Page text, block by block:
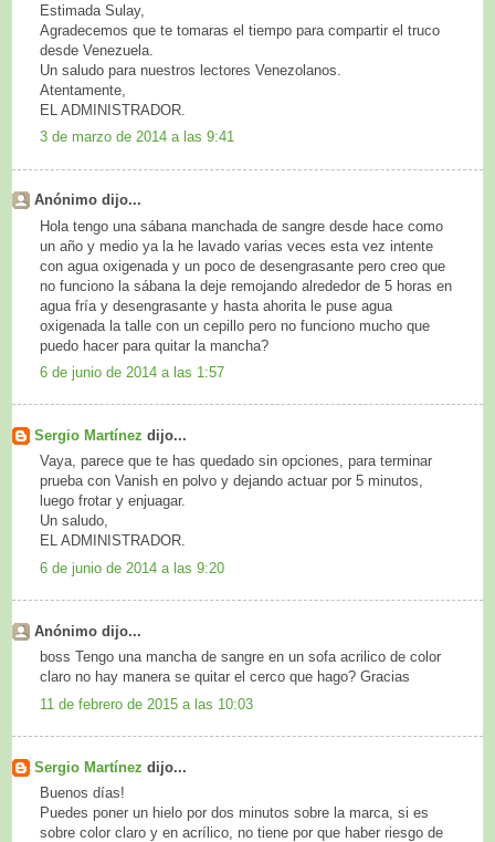
Estimada Sulay,
Agradecemos que te tomaras el tiempo para compartir el truco
desde Venezuela.
Un saludo para nuestros lectores Venezolanos.
Atentamente,
EL ADMINISTRADOR.
3 de marzo de 2014 a las 9:41
Anónimo dijo...
Hola tengo una sábana manchada de sangre desde hace como
un año y medio ya la he lavado varias veces esta vez intente
con agua oxigenada y un poco de desengrasante pero creo que
no funciono la sábana la deje remojando alrededor de 5 horas en
agua fría y desengrasante y hasta ahorita le puse agua
oxigenada la talle con un cepillo pero no funciono mucho que
puedo hacer para quitar la mancha?
6 de junio de 2014 a las 1:57
Sergio Martínez dijo...
Vaya, parece que te has quedado sin opciones, para terminar
prueba con Vanish en polvo y dejando actuar por 5 minutos,
luego frotar y enjuagar.
Un saludo,
EL ADMINISTRADOR.
6 de junio de 2014 a las 9:20
Anónimo dijo...
boss Tengo una mancha de sangre en un sofa acrilico de color
claro no hay manera se quitar el cerco que hago? Gracias
11 de febrero de 2015 a las 10:03
Sergio Martínez dijo...
Buenos días!
Puedes poner un hielo por dos minutos sobre la marca, si es
sobre color claro y en acrílico, no tiene por que haber riesgo de